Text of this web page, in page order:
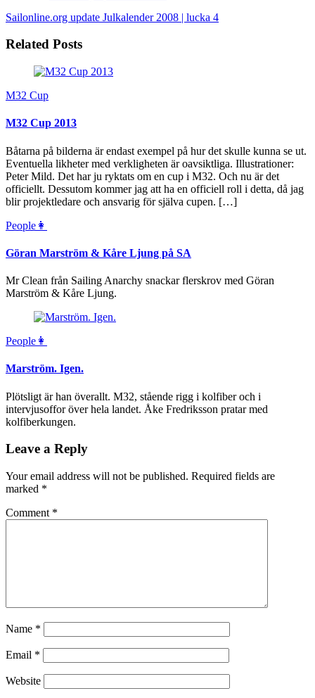
Sailonline.org update Julkalender 2008 | lucka 4
Related Posts
M32 Cup
M32 Cup 2013
Båtarna på bilderna är endast exempel på hur det skulle kunna se ut.
Eventuella likheter med verkligheten är oavsiktliga. Illustrationer:
Peter Mild. Det har ju ryktats om en cup i M32. Och nu är det
officiellt. Dessutom kommer jag att ha en officiell roll i detta, då jag
blir projektledare och ansvarig för själva cupen. […]
People👩
Göran Marström & Kåre Ljung på SA
Mr Clean från Sailing Anarchy snackar flerskrov med Göran
Marström & Kåre Ljung.
People👩
Marström. Igen.
Plötsligt är han överallt. M32, stående rigg i kolfiber och i
intervjusoffor över hela landet. Åke Fredriksson pratar med
kolfiberkungen.
Leave a Reply
Your email address will not be published. Required fields are
marked *
Comment *
Name *
Email *
Website